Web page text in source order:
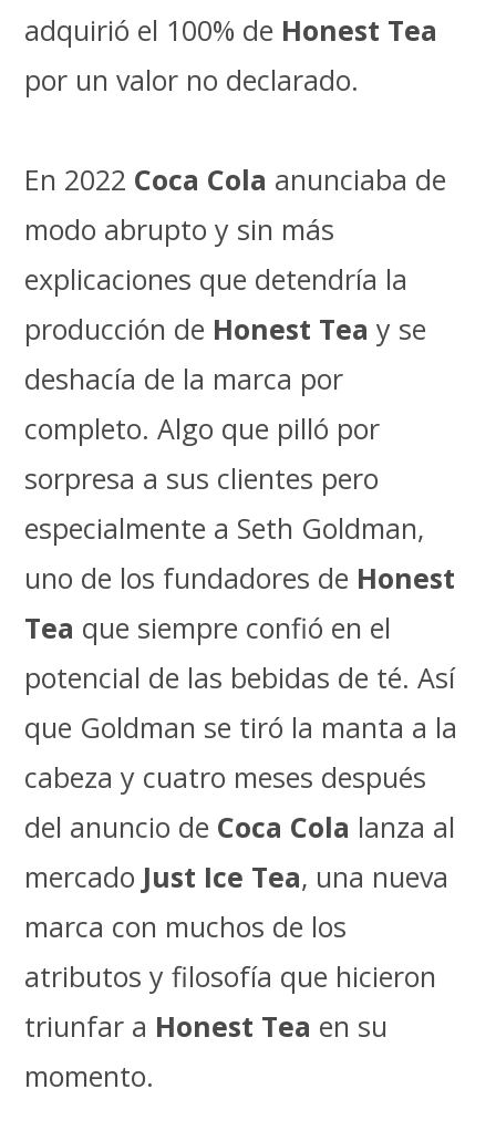
adquirió el 100% de Honest Tea
por un valor no declarado.
En 2022 Coca Cola anunciaba de
modo abrupto y sin más
explicaciones que detendría la
producción de Honest Tea y se
deshacía de la marca por
completo. Algo que pilló por
sorpresa a sus clientes pero
especialmente a Seth Goldman,
uno de los fundadores de Honest
Tea que siempre confió en el
potencial de las bebidas de té. Así
que Goldman se tiró la manta a la
cabeza y cuatro meses después
del anuncio de Coca Cola lanza al
mercado Just Ice Tea, una nueva
marca con muchos de los
atributos y filosofía que hicieron
triunfar a Honest Tea en su
momento.